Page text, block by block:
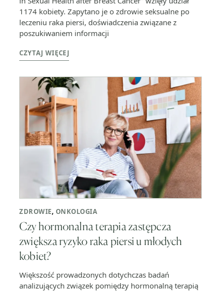
1174 kobiety. Zapytano je o zdrowie seksualne po
leczeniu raka piersi, doświadczenia związane z
poszukiwaniem informacji
CZYTAJ WIĘCEJ
ZDROWIE, ONKOLOGIA
Czy hormonalna terapia zastępcza
zwiększa ryzyko raka piersi u młodych
kobiet?
Większość prowadzonych dotychczas badań
analizujących związek pomiędzy hormonalną terapią